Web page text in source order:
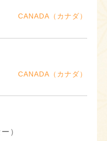
CANADA（カナダ）
CANADA（カナダ）
）